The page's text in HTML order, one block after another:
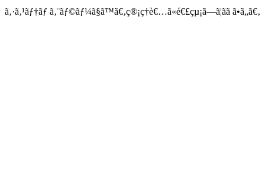
ã‚·ã‚¹ãƒ†ãƒ ã‚¨ãƒ©ãƒ¼ã§ã™ã€‚ç®¡ç†è€…ã«é€£çµ¡ã—ã¦ãã ã•ã„ã€‚